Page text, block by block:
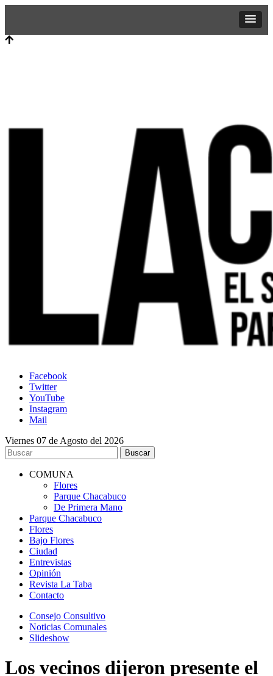
Facebook
Twitter
YouTube
Instagram
Mail
Viernes 07 de Agosto del 2026
COMUNA
Flores
Parque Chacabuco
De Primera Mano
Parque Chacabuco
Flores
Bajo Flores
Ciudad
Entrevistas
Opinión
Revista La Taba
Contacto
Consejo Consultivo
Noticias Comunales
Slideshow
Los vecinos dijeron presente el